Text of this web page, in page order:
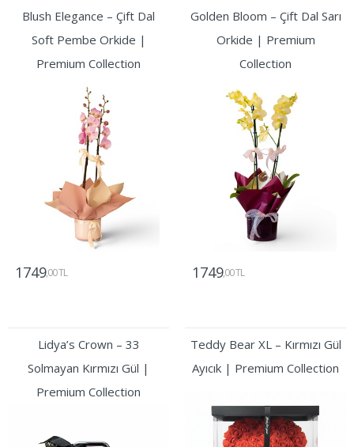
Blush Elegance – Çift Dal
Soft Pembe Orkide |
Premium Collection
1749,00 TL
Golden Bloom – Çift Dal Sarı
Orkide | Premium
Collection
1749,00 TL
Lidya’s Crown – 33
Solmayan Kırmızı Gül |
Premium Collection
Teddy Bear XL – Kırmızı Gül
Ayıcık | Premium Collection